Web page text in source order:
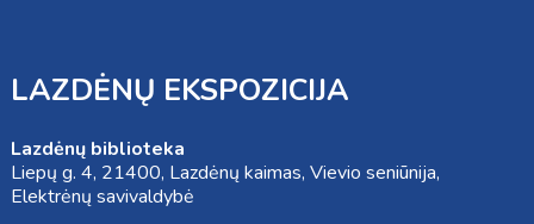
LAZDĖNŲ EKSPOZICIJA
Lazdėnų biblioteka
Liepų g. 4, 21400, Lazdėnų kaimas, Vievio seniūnija,
Elektrėnų savivaldybė